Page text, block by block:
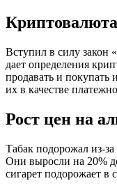
Криптовалюта
Вступил в силу
дает определения
продавать и покупать
их в качестве
Рост цен на
Табак подорожал из-за
Они выросли на 20%
сигарет подорожает в